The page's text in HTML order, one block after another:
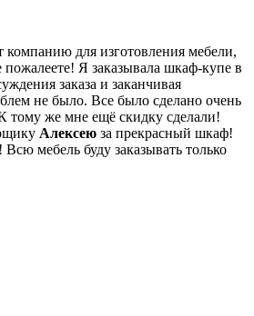
для изготовления мебели,
Я заказывала шкаф-купе в
заказа и заканчивая
не было. Все было сделано очень
тому же мне ещё скидку сделали!
Алексею за прекрасный шкаф!
Всю мебель буду заказывать только